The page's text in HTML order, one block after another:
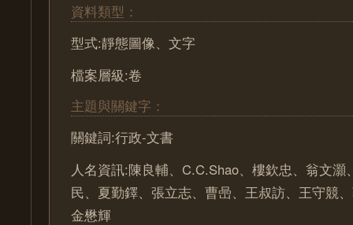
資料類型：
型式:靜態圖像、文字
檔案層級:卷
主題與關鍵字：
關鍵詞:行政-文書
人名資訊:陳良輔、C.C.Shao、樓欽忠、翁文灝
民、夏勤鐸、張立志、曹喦、王叔訪、王守競
金懋輝